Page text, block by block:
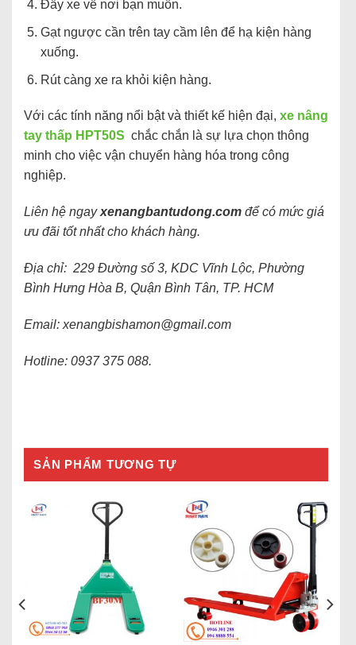
Đẩy xe về nơi bạn muốn.
Gạt ngược cần trên tay cầm lên để hạ kiện hàng
xuống.
Rút càng xe ra khỏi kiện hàng.
Với các tính năng nổi bật và thiết kế hiện đại, xe nâng
tay thấp HPT50S chắc chắn là sự lựa chọn thông
minh cho việc vận chuyển hàng hóa trong công
nghiệp.
Liên hệ ngayxenangbantudong.com để có mức giá
ưu đãi tốt nhất cho khách hàng.
Địa chỉ: 229 Đường số 3, KDC Vĩnh Lộc, Phường
Bình Hưng Hòa B, Quận Bình Tân, TP. HCM
Email: xenangbishamon@gmail.com
Hotline: 0937 375 088.
SẢN PHẨM TƯƠNG TỰ